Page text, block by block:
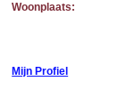
Woonplaats:
Mijn Profiel